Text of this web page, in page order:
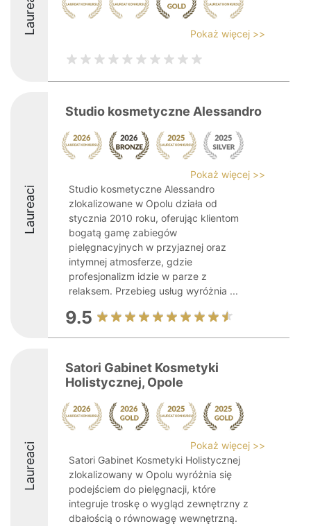
Laureaci Pokaż więcej >>
Laureaci
Studio kosmetyczne Alessandro
Pokaż więcej >>
Studio kosmetyczne Alessandro
zlokalizowane w Opolu działa od
stycznia 2010 roku, oferując klientom
bogatą gamę zabiegów
pielęgnacyjnych w przyjaznej oraz
intymnej atmosferze, gdzie
profesjonalizm idzie w parze z
relaksem. Przebieg usług wyróżnia ...
9.5
Laureaci
Satori Gabinet Kosmetyki
Holistycznej, Opole
Pokaż więcej >>
Satori Gabinet Kosmetyki Holistycznej
zlokalizowany w Opolu wyróżnia się
podejściem do pielęgnacji, które
integruje troskę o wygląd zewnętrzny z
dbałością o równowagę wewnętrzną.